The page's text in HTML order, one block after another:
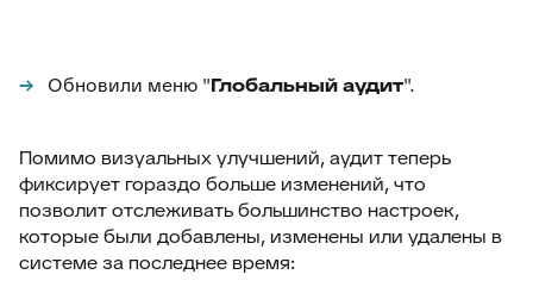
Обновили меню "Глобальный аудит".
Помимо визуальных улучшений, аудит теперь
фиксирует гораздо больше изменений, что
позволит отслеживать большинство настроек,
которые были добавлены, изменены или удалены в
системе за последнее время: